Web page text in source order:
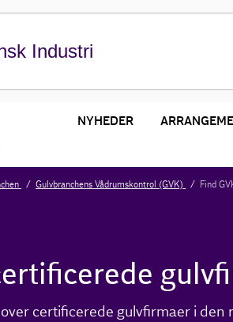
Industri
NYHEDER
Gulvbranchens Vådrumskontrol (GVK) Find
certificerede gulvfirmaer i den